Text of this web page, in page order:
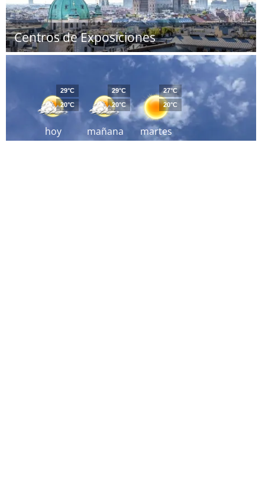
Centros de Exposiciones
hoy
29°C
20°C
mañana
29°C
20°C
martes
27°C
20°C